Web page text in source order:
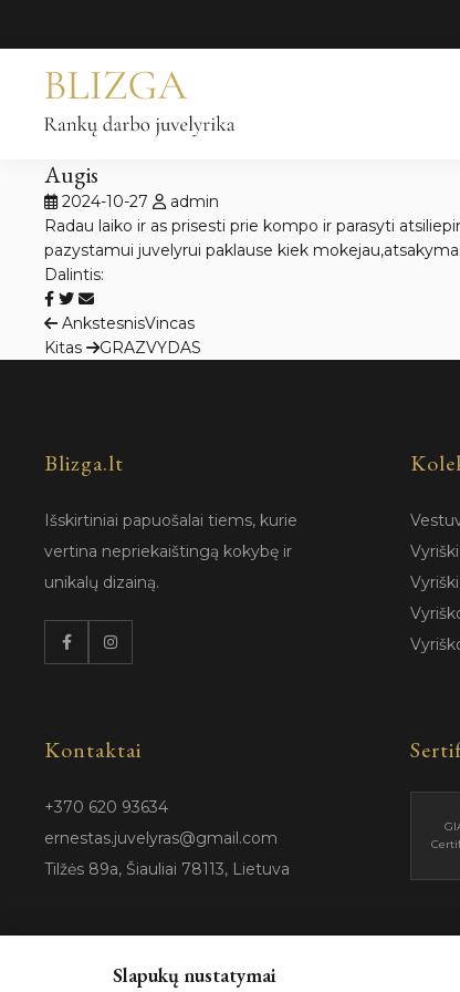
Augis
2024-10-27
admin
Radau laiko ir as prisesti prie kompo ir parasyti
pazystamui juvelyrui paklause kiek
Dalintis:
Navigacija
tarp
AnkstesnisVincas
Kitas
GRAZVYDAS
Blizga.lt
Išskirtiniai papuošalai tiems, kurie
vertina nepriekaištingą kokybę ir
unikalų dizainą.
Kontaktai
+370 620 93634
ernestas.juvelyras@gmail.com
Tilžės 89a, Šiauliai 78113, Lietuva
Slapukų nustatymai